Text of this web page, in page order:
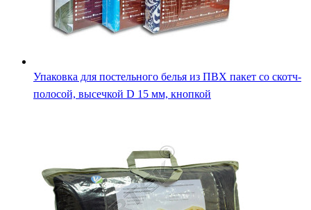
Сумка для подушек с отверстием под логотип из ПВХ-